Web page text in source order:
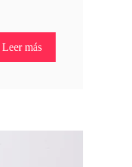
Leer más